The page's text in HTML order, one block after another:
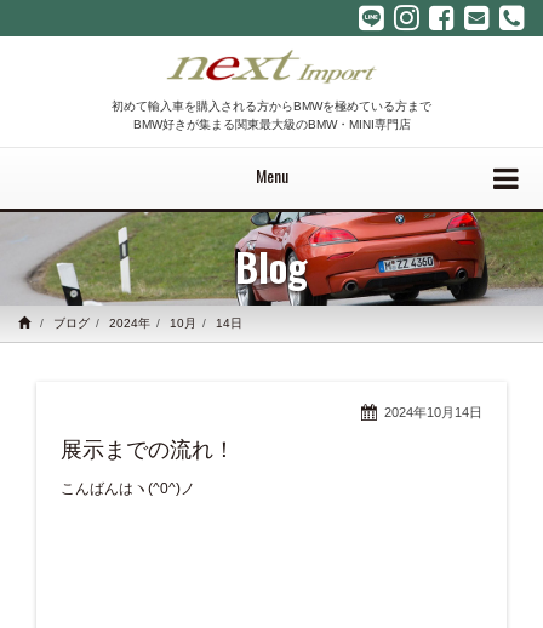
初めて輸入車を購入される方からBMWを極めている方まで
BMW好きが集まる関東最大級のBMW・MINI専門店
Menu
Blog
ブログ 2024年 10月 14日
2024年10月14日
展示までの流れ！
こんばんはヽ(^0^)ノ